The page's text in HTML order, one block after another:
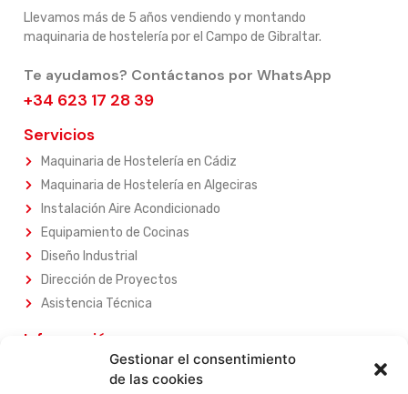
Gestionar el consentimiento
de las cookies
Llevamos más de 5 años vendiendo y montando
maquinaria de hostelería por el Campo de Gibraltar.
Te ayudamos? Contáctanos por WhatsApp
+34 623 17 28 39
Servicios
Maquinaria de Hostelería en Cádiz
Maquinaria de Hostelería en Algeciras
Instalación Aire Acondicionado
Equipamiento de Cocinas
Diseño Industrial
Dirección de Proyectos
Asistencia Técnica
Información
Sobre Nosotros
Nuestros Servicios